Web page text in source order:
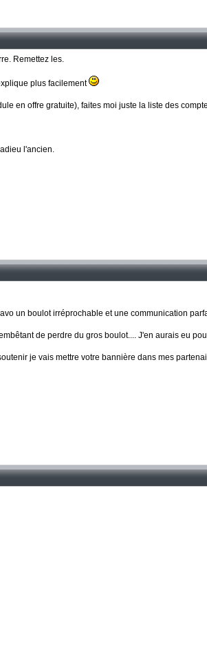
Remettez les.
plus facilement
en offre gratuite), faites moi juste la liste des
l'ancien.
un boulot irréprochable et une communication
de perdre du gros boulot.... J'en aurais eu
je vais mettre votre bannière dans mes